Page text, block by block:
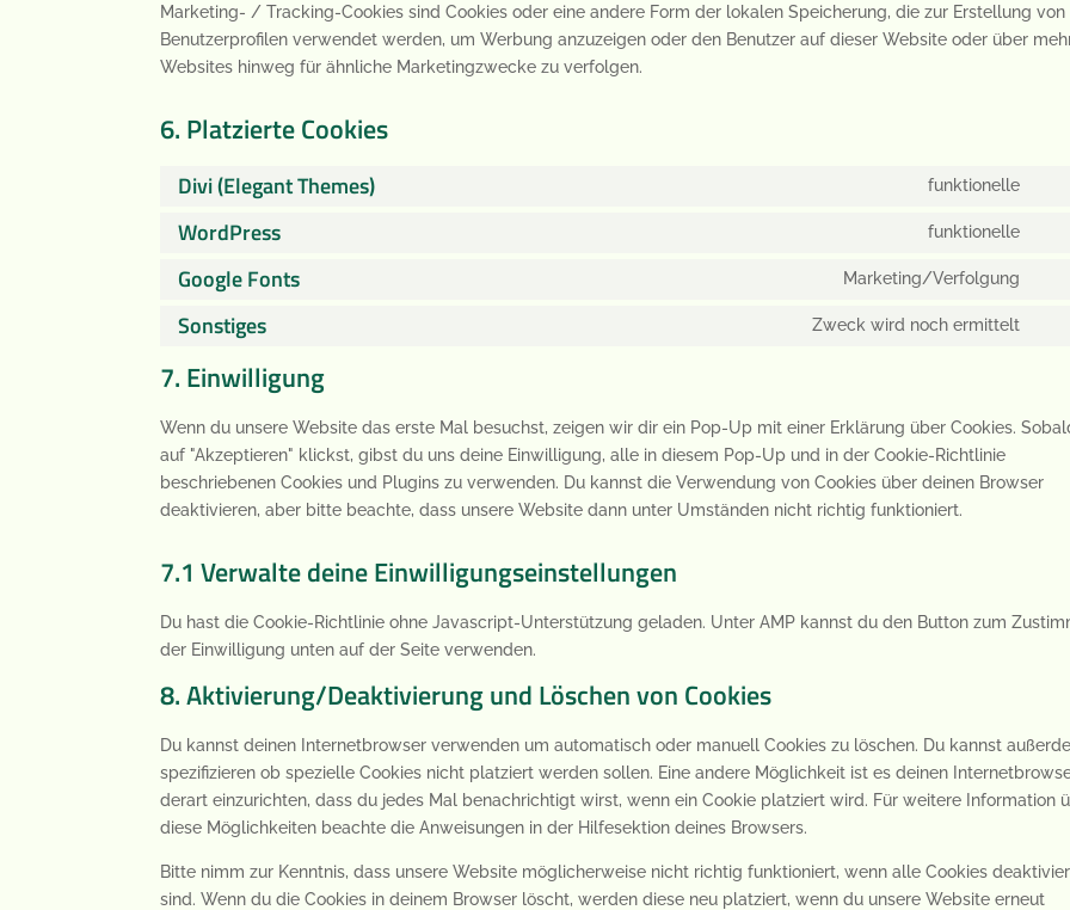
Marketing- / Tracking-Cookies sind Cookies oder eine andere Form der lokalen Speicherung, die zur Erstellung von
Benutzerprofilen verwendet werden, um Werbung anzuzeigen oder den Benutzer auf dieser Website oder über
Websites hinweg für ähnliche Marketingzwecke zu verfolgen.
6. Platzierte Cookies
Divi (Elegant Themes) funktionelle
WordPress funktionelle
Google Fonts Marketing/Verfolgung
Sonstiges Zweck wird noch ermittelt
7. Einwilligung
Wenn du unsere Website das erste Mal besuchst, zeigen wir dir ein Pop-Up mit einer Erklärung über Cookies.
auf "Akzeptieren" klickst, gibst du uns deine Einwilligung, alle in diesem Pop-Up und in der Cookie-Richtlinie
beschriebenen Cookies und Plugins zu verwenden. Du kannst die Verwendung von Cookies über deinen Browser
deaktivieren, aber bitte beachte, dass unsere Website dann unter Umständen nicht richtig funktioniert.
7.1 Verwalte deine Einwilligungseinstellungen
Du hast die Cookie-Richtlinie ohne Javascript-Unterstützung geladen. Unter AMP kannst du den Button zum
der Einwilligung unten auf der Seite verwenden.
8. Aktivierung/Deaktivierung und Löschen von Cookies
Du kannst deinen Internetbrowser verwenden um automatisch oder manuell Cookies zu löschen. Du kannst
spezifizieren ob spezielle Cookies nicht platziert werden sollen. Eine andere Möglichkeit ist es deinen
derart einzurichten, dass du jedes Mal benachrichtigt wirst, wenn ein Cookie platziert wird. Für weitere Information
diese Möglichkeiten beachte die Anweisungen in der Hilfesektion deines Browsers.
Bitte nimm zur Kenntnis, dass unsere Website möglicherweise nicht richtig funktioniert, wenn alle Cookies
sind. Wenn du die Cookies in deinem Browser löscht, werden diese neu platziert, wenn du unsere Website erneut